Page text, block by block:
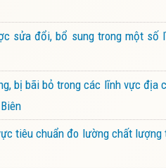
sửa đổi, bổ sung trong một số
bị bãi bỏ trong các lĩnh vực địa
tiêu chuẩn đo lường chất lượng